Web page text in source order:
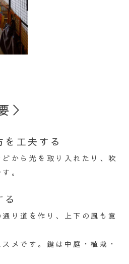
＞
を工夫する
から光を取り入れたり、吹
。
る
り道を作り、上下の風も意
メです。鍵は中庭・植栽・